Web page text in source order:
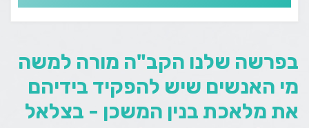
בפרשה שלנו הקב"ה מורה למשה
מי האנשים שיש להפקיד בידיהם
את מלאכת בנין המשכן - בצלאל